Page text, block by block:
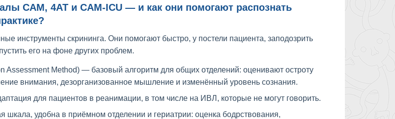
CAM, 4AT и CAM-ICU — и как они помогают распознать
инструменты скрининга. Они помогают быстро, у постели пациента, заподозрить
его на фоне других проблем.
Assessment Method) — базовый алгоритм для общих отделений: оценивают остроту
внимания, дезорганизованное мышление и изменённый уровень сознания.
для пациентов в реанимации, в том числе на ИВЛ, которые не могут говорить.
шкала, удобна в приёмном отделении и гериатрии: оценка бодрствования,